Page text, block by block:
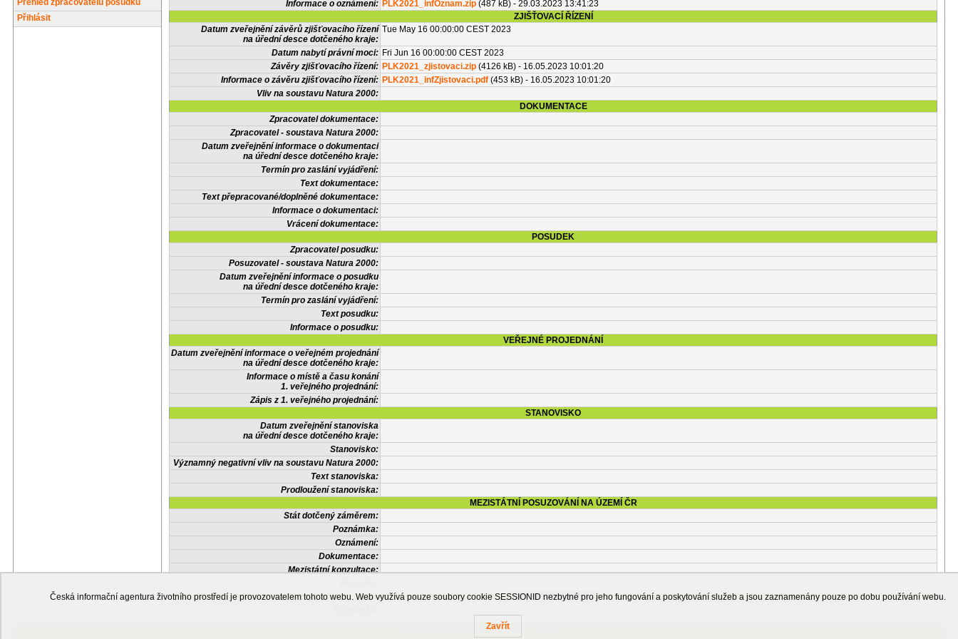
Přehled zpracovatelů posudků
Přihlásit
Informace o oznámení: PLK2021_infOznam.zip (487 kB) - 29.03.2023 13:41:23
ZJIŠŤOVACÍ ŘÍZENÍ
Datum zveřejnění závěrů zjišťovacího řízení
na úřední desce dotčeného kraje:
Tue May 16 00:00:00 CEST 2023
Datum nabytí právní moci: Fri Jun 16 00:00:00 CEST 2023
Závěry zjišťovacího řízení: PLK2021_zjistovaci.zip (4126 kB) - 16.05.2023 10:01:20
Informace o závěru zjišťovacího řízení: PLK2021_infZjistovaci.pdf (453 kB) - 16.05.2023 10:01:20
Vliv na soustavu Natura 2000:
DOKUMENTACE
Zpracovatel dokumentace:
Zpracovatel - soustava Natura 2000:
Datum zveřejnění informace o dokumentaci
na úřední desce dotčeného kraje:
Termín pro zaslání vyjádření:
Text dokumentace:
Text přepracované/doplněné dokumentace:
Informace o dokumentaci:
Vrácení dokumentace:
POSUDEK
Zpracovatel posudku:
Posuzovatel - soustava Natura 2000:
Datum zveřejnění informace o posudku
na úřední desce dotčeného kraje:
Termín pro zaslání vyjádření:
Text posudku:
Informace o posudku:
VEŘEJNÉ PROJEDNÁNÍ
Datum zveřejnění informace o veřejném projednání
na úřední desce dotčeného kraje:
Informace o místě a času konání
1. veřejného projednání:
Zápis z 1. veřejného projednání:
STANOVISKO
Datum zveřejnění stanoviska
na úřední desce dotčeného kraje:
Stanovisko:
Významný negativní vliv na soustavu Natura 2000:
Text stanoviska:
Prodloužení stanoviska:
MEZISTÁTNÍ POSUZOVÁNÍ NA ÚZEMÍ ČR
Stát dotčený záměrem:
Poznámka:
Oznámení:
Dokumentace:
Mezistátní konzultace:
OSTATNÍ INFORMACE
Česká informační agentura životního prostředí
Česká informační agentura životního prostředí je provozovatelem tohoto webu. Web využívá pouze soubory cookie SESSIONID nezbytné pro jeho fungování a poskytování služeb a jsou zaznamenány pouze po dobu používání webu.
Zavřít